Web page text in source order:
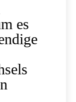
es